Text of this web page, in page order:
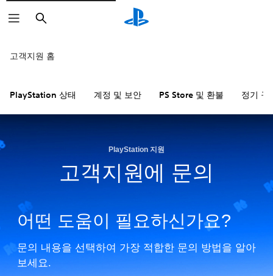
검
색
고객지원 홈
PlayStation 상태 계정 및 보안 PS Store 및 환불 정기 구
PlayStation 지원
고객지원에 문의
어떤 도움이 필요하신가요?
문의 내용을 선택하여 가장 적합한 문의 방법을 알아
보세요.